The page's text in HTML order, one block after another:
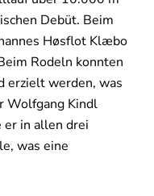
Debüt. Beim
Høsflot Klæbo
Rodeln konnten
erzielt werden, was
Wolfgang Kindl
er in allen drei
was eine